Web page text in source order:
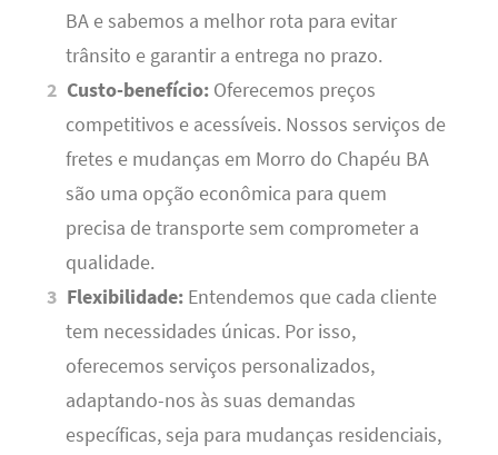
BA e sabemos a melhor rota para evitar
trânsito e garantir a entrega no prazo.
Custo-benefício: Oferecemos preços
competitivos e acessíveis. Nossos serviços de
fretes e mudanças em Morro do Chapéu BA
são uma opção econômica para quem
precisa de transporte sem comprometer a
qualidade.
Flexibilidade: Entendemos que cada cliente
tem necessidades únicas. Por isso,
oferecemos serviços personalizados,
adaptando-nos às suas demandas
específicas, seja para mudanças residenciais,